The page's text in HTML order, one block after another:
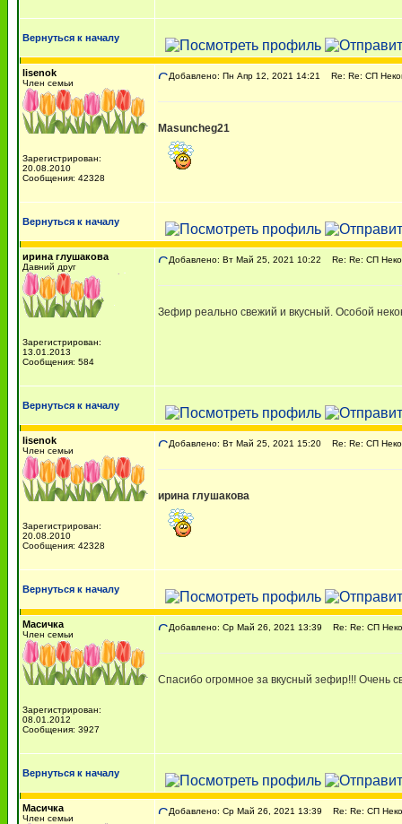
Вернуться к началу
lisenok
Член семьи
Зарегистрирован:
20.08.2010
Сообщения: 42328
Добавлено: Пн Апр 12, 2021 14:21 Re: Re: СП
Masuncheg21
Вернуться к началу
ирина глушакова
Давний друг
Зарегистрирован:
13.01.2013
Сообщения: 584
Добавлено: Вт Май 25, 2021 10:22 Re: Re: СП
Зефир реально свежий и вкусный. Особой
Вернуться к началу
lisenok
Член семьи
Зарегистрирован:
20.08.2010
Сообщения: 42328
Добавлено: Вт Май 25, 2021 15:20 Re: Re: СП
ирина глушакова
Вернуться к началу
Масичка
Член семьи
Зарегистрирован:
08.01.2012
Сообщения: 3927
Добавлено: Ср Май 26, 2021 13:39 Re: Re: СП
Спасибо огромное за вкусный зефир!!! Очень
Вернуться к началу
Масичка
Член семьи
Добавлено: Ср Май 26, 2021 13:39 Re: Re: СП